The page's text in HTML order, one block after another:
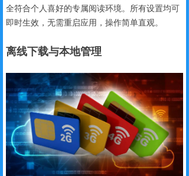
全符合个人喜好的专属阅读环境。所有设置均可
即时生效，无需重启应用，操作简单直观。
离线下载与本地管理